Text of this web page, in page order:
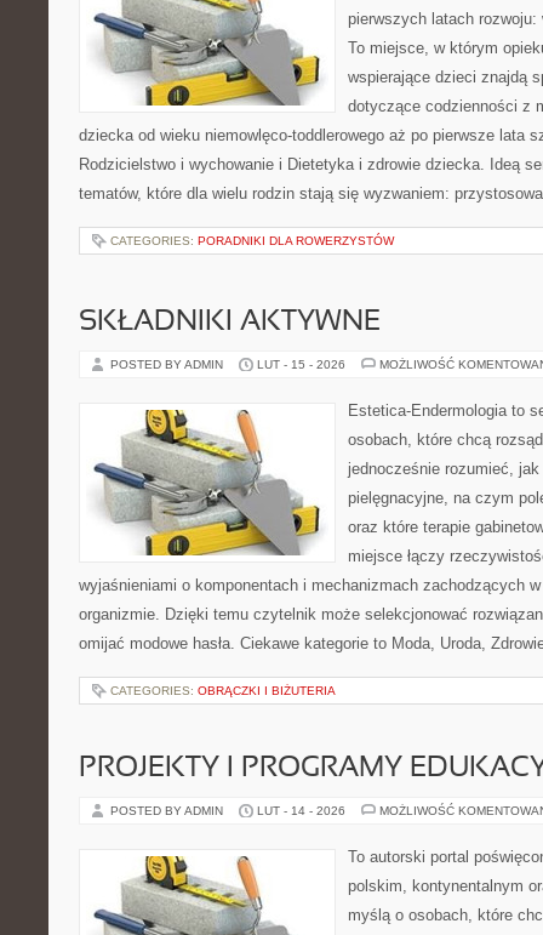
pierwszych latach
To miejsce, w którym
wspierające dzieci znajdą
dotyczące codzienności z
dziecka od wieku niemowlęco-toddlerowego aż po pierwsze lata
Rodzicielstwo i wychowanie i Dietetyka i zdrowie dziecka. Ideą
tematów, które dla wielu rodzin stają się wyzwaniem:
CATEGORIES: PORADNIKI DLA ROWERZYSTÓW
SKŁADNIKI AKTYWNE
POSTED BY ADMIN LUT - 15 - 2026 MOŻLIWOŚĆ
Estetica-Endermologia to
osobach, które chcą
jednocześnie rozumieć, jak
pielęgnacyjne, na czym
oraz które terapie
miejsce łączy
wyjaśnieniami o komponentach i mechanizmach zachodzących
organizmie. Dzięki temu czytelnik może selekcjonować
omijać modowe hasła. Ciekawe kategorie to Moda, Uroda,
CATEGORIES: OBRĄCZKI I BIŻUTERIA
PROJEKTY I PROGRAMY
POSTED BY ADMIN LUT - 14 - 2026 MOŻLIWOŚĆ
To autorski portal
polskim, kontynentalnym
myślą o osobach, które